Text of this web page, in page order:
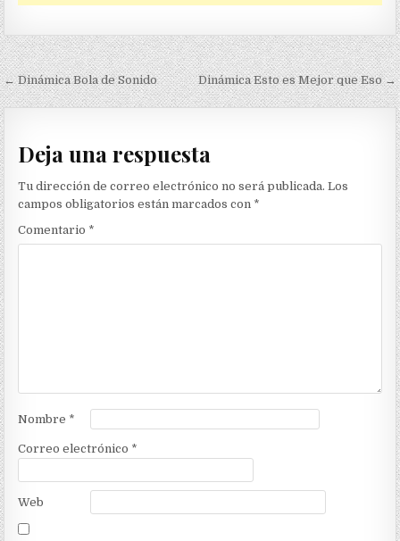
Navegación
de
entradas
← Dinámica Bola de Sonido Dinámica Esto es Mejor que Eso →
Deja una respuesta
Tu dirección de correo electrónico no será publicada. Los
campos obligatorios están marcados con *
Comentario *
Nombre *
Correo electrónico *
Web